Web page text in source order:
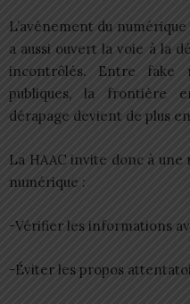
L’avènement du
a aussi ouvert la voie à la
incontrôlés. Entre fake
publiques, la frontière
dérapage devient de plus
La HAAC invite donc à
numérique :
-Vérifier les informations
-Éviter les propos